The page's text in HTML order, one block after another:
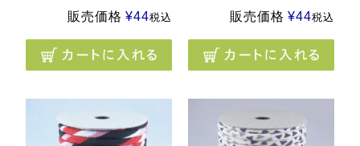
販売価格 ¥44税込 販売価格 ¥44税込